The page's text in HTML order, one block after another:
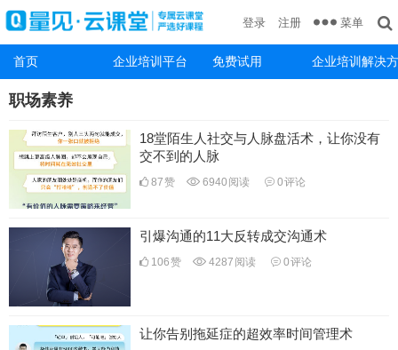
首页 企业培训平台 免费试用 企业培训解决
登录 注册 菜单
职场素养
18堂陌生人社交与人脉盘活术，让你没有
交不到的人脉
87赞 6940 阅读 0评论
引爆沟通的11大反转成交沟通术
106赞 4287 阅读 0评论
让你告别拖延症的超效率时间管理术